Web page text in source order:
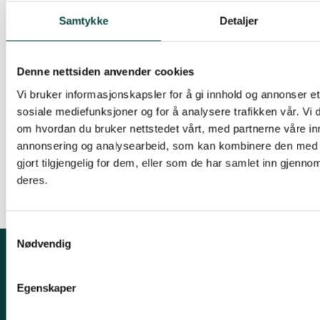
Samtykke Detaljer
Denne nettsiden anvender cookies
Vi bruker informasjonskapsler for å gi innhold og annonser
sosiale mediefunksjoner og for å analysere trafikken vår. Vi
om hvordan du bruker nettstedet vårt, med partnerne våre
annonsering og analysearbeid, som kan kombinere den
gjort tilgjengelig for dem, eller som de har samlet inn
deres.
Samtykkevalg
Nødvendig
Egenskaper
bompenger og klimaavgifter på flytrafikken kan
være mulige bidrag, i tillegg til lån og ordinære
statlige bevilgninger. Miljøorganisasjonene
understreker at vi trenger en form for
prosjektfinansiering, som gjør at midlene stilles til
disposisjon for utbygger uten avhengighet til
hvert enkelt års statsbudsjett, avslutter Marit
Kristine Vea, rådgiver i Framtiden i våre hender.